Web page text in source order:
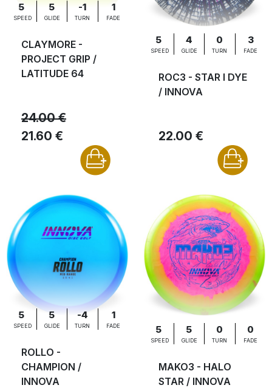
5
SPEED
5
GLIDE
-1
TURN
1
FADE
CLAYMORE -
PROJECT GRIP /
LATITUDE 64
24.00 €
21.60 €
5
SPEED
4
GLIDE
0
TURN
3
FADE
ROC3 - STAR I DYE
/ INNOVA
22.00 €
5
SPEED
5
GLIDE
-4
TURN
1
FADE
ROLLO -
CHAMPION /
INNOVA
5
SPEED
5
GLIDE
0
TURN
0
FADE
MAKO3 - HALO
STAR / INNOVA